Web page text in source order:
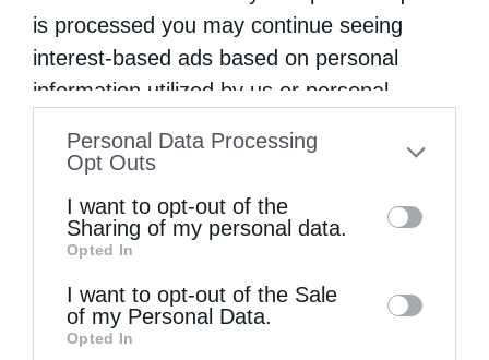
is processed you may continue seeing
interest-based ads based on personal
information utilized by us or personal
to your opt-out. You may separately opt-out
information by third parties on the IAB’s list
of downstream participants. This
information may also be disclosed by us to
third parties on theIAB’s List of
Downstream Participants
Personal Data Processing
Opt Outs
I want to opt-out of the
Sharing of my personal data.
Opted In
I want to opt-out of the Sale
of my Personal Data.
Opted In
Πανήγυρη Ιερού Καθεδρικού Ναού